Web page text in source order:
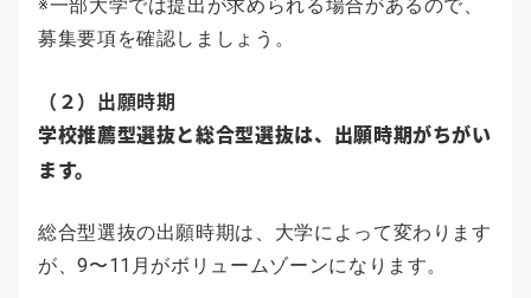
※一部大学では提出が求められる場合があるので、
募集要項を確認しましょう。
（２）出願時期
学校推薦型選抜と総合型選抜は、出願時期がちがい
ます。
総合型選抜の出願時期は、大学によって変わります
が、9〜11月がボリュームゾーンになります。